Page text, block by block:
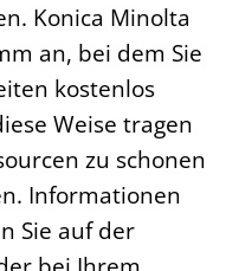
Konica Minolta
an, bei dem Sie
kostenlos
Weise tragen
zu schonen
Informationen
Sie auf der